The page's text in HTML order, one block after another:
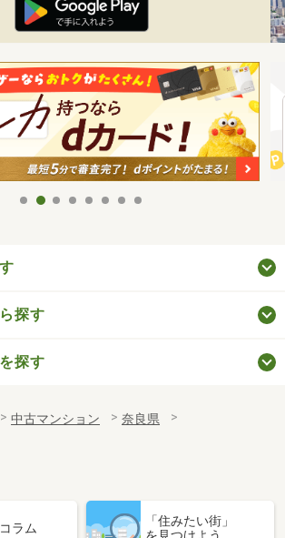
探す
探す
中古マンション
奈良県
ラム
「住みたい街」